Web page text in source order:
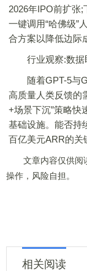
2026年IPO前扩张;
一键调用“哈佛级”
合方案以降低边际
行业观察:数据
随着GPT-5与
高质量人类反馈的
+场景下沉”策略快
基础设施。能否持
百亿美元ARR的关
文章内容仅供阅读
操作，风险自担。
相关阅读